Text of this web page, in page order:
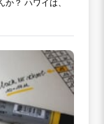
？ ハワイは、